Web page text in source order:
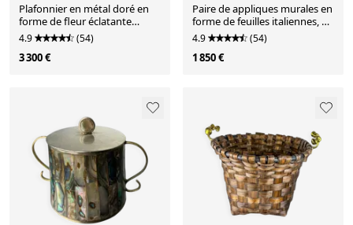
Plafonnier en métal doré en
forme de fleur éclatante
espagnole avec des feuilles,
années 1960.
4.9 (54)
3 300 €
Paire de appliques murales en
forme de feuilles italiennes, en
verre de Murano dépoli et
détails dorés, vers les années
1970.
4.9 (54)
1 850 €